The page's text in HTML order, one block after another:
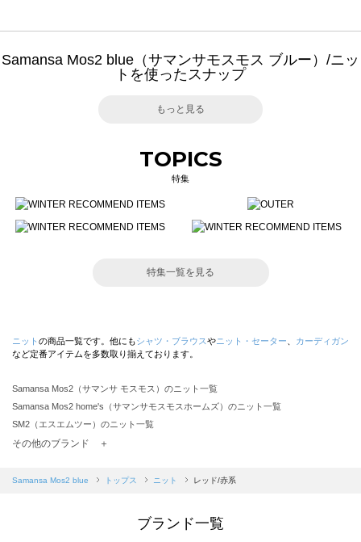
Samansa Mos2 blue（サマンサモスモス ブルー）/ニッ
トを使ったスナップ
もっと見る
TOPICS
特集
特集一覧を見る
ニット の商品一覧です。他にもシャツ・ブラウスやニット・セーター
カーディガン
など定番アイテムを多数取り揃えております。
Samansa Mos2（サマンサ モスモス）のニット一覧
Samansa Mos2 home's（サマンサモスモスホームズ）のニット一覧
SM2（エスエムツー）のニット一覧
TSUHARU by Samansa Mos2（ツハルバイサマンサモスモス）のニット一覧
Samansa Mos2 blue（サマンサモスモス ブルー）のニット一覧
sō4ū（ソウフォーユー）のニット一覧
その他のブランド ＋
Samansa Mos2 blue トップス ニット レッド/赤系
ブランド一覧